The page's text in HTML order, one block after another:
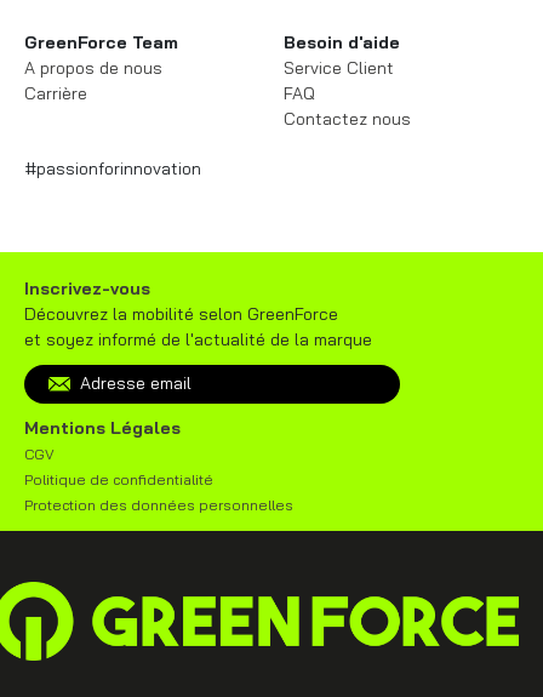
GreenForce Team
A propos de nous
Carrière
Besoin d'aide
Service Client
FAQ
Contactez nous
#passionforinnovation
Inscrivez-vous
Découvrez la mobilité selon GreenForce
et soyez informé de l'actualité de la marque
Mentions Légales
CGV
Politique de confidentialité
Protection des données personnelles